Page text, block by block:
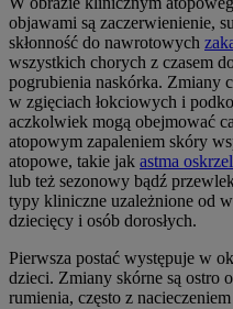
objawami są zaczerwienienie,
skłonność do nawrotowych
wszystkich chorych z czasem
pogrubienia naskórka. Zmiany
w zgięciach łokciowych i
aczkolwiek mogą obejmować
atopowym zapaleniem skóry
atopowe, takie jak astma
lub też sezonowy bądź
typy kliniczne uzależnione od
dziecięcy i osób dorosłych.
Pierwsza postać występuje w
dzieci. Zmiany skórne są ostro
rumienia, często z